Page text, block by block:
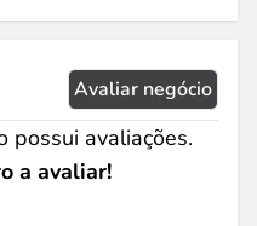
Avaliar negócio
possui avaliações.
a avaliar!